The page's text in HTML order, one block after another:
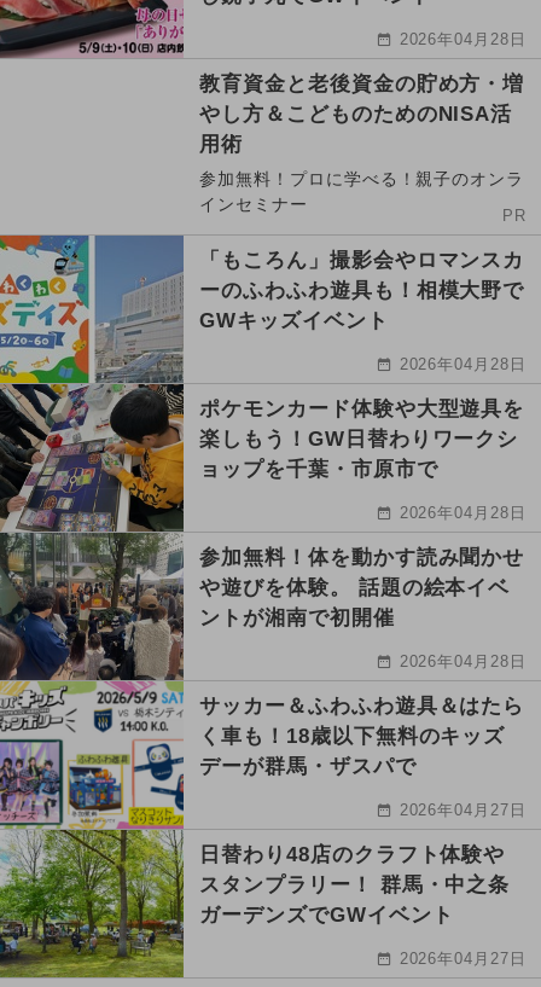
2026年04月28日
教育資金と老後資金の貯め方・増
やし方＆こどものためのNISA活
用術
参加無料！プロに学べる！親子のオンラ
インセミナー
PR
「もころん」撮影会やロマンスカ
ーのふわふわ遊具も！相模大野で
GWキッズイベント
2026年04月28日
ポケモンカード体験や大型遊具を
楽しもう！GW日替わりワークシ
ョップを千葉・市原市で
2026年04月28日
参加無料！体を動かす読み聞かせ
や遊びを体験。 話題の絵本イベ
ントが湘南で初開催
2026年04月28日
サッカー＆ふわふわ遊具＆はたら
く車も！18歳以下無料のキッズ
デーが群馬・ザスパで
2026年04月27日
日替わり48店のクラフト体験や
スタンプラリー！ 群馬・中之条
ガーデンズでGWイベント
2026年04月27日